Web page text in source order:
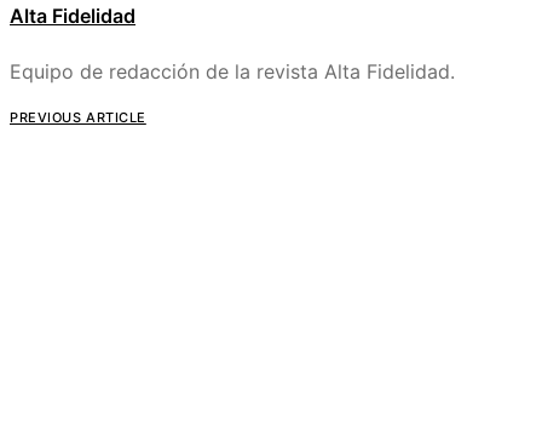
Alta Fidelidad
Equipo de redacción de la revista Alta Fidelidad.
PREVIOUS ARTICLE